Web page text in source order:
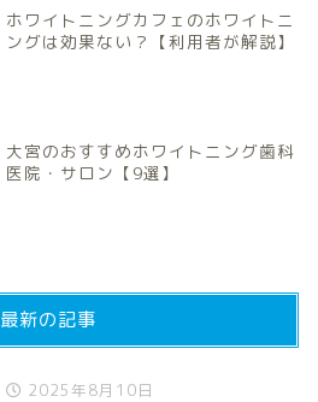
ホワイトニングカフェのホワイトニ
ングは効果ない？【利用者が解説】
大宮のおすすめホワイトニング歯科
医院・サロン【9選】
最新の記事
2025年8月10日